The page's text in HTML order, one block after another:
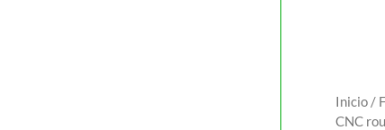
Inicio /
CNC